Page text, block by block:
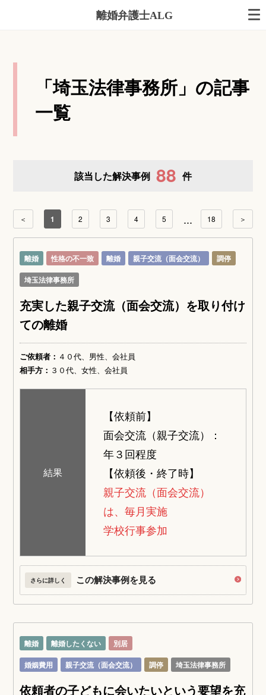
離婚弁護士ALG
「埼玉法律事務所」の記事
一覧
該当した解決事例 88 件
＜ 1 2 3 4 5 ... 18 ＞
離婚 性格の不一致 離婚 親子交流（面会交流）
調停
埼玉法律事務所
充実した親子交流（面会交流）を取り付け
ての離婚
ご依頼者： ４０代、男性、会社員
相手方： ３０代、女性、会社員
結果
【依頼前】
面会交流（親子交流）：
年３回程度
【依頼後・終了時】
親子交流（面会交流）
は、毎月実施
学校行事参加
さらに詳しく この解決事例を見る
離婚 離婚したくない
別居
婚姻費用
親子交流（面会交流） 調停 埼玉法律事務所
依頼者の子どもに会いたいという要望を充